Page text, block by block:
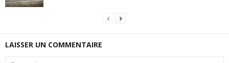
LAISSER UN COMMENTAIRE